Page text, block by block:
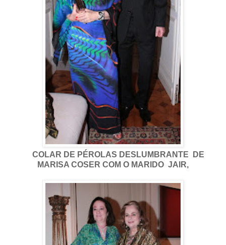
COLAR DE PÉROLAS DESLUMBRANTE DE
MARISA COSER COM O MARIDO JAIR,